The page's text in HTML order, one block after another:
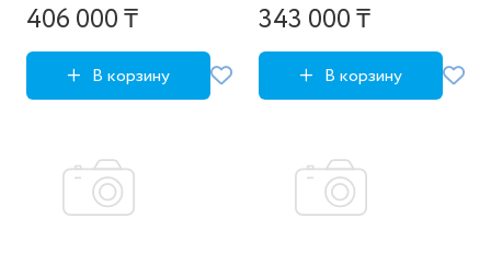
406 000 ₸
В корзину
343 000 ₸
В корзину